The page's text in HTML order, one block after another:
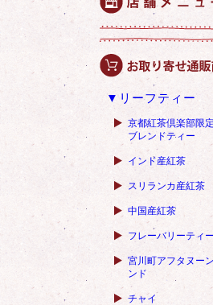
▼リーフティー
京都紅茶倶楽部限
ブレンドティー
インド産紅茶
スリランカ産紅茶
中国産紅茶
フレーバリーティー
宮川町アフタヌー
ンド
チャイ